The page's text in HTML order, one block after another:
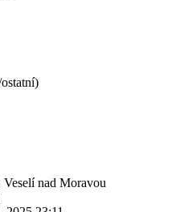
nad Moravou